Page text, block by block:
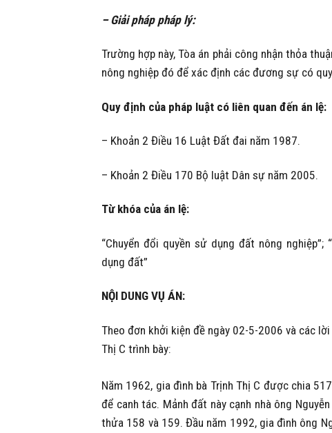
– Giải pháp pháp lý:
Trường hợp này, Tòa án phải công nhận thỏa
nông nghiệp đó để xác định các đương sự có
Quy định của pháp luật có liên quan đến án lệ:
– Khoản 2 Điều 16 Luật Đất đai năm 1987.
– Khoản 2 Điều 170 Bộ luật Dân sự năm 2005.
Từ khóa của án lệ:
“Chuyển đổi quyền sử dụng đất nông
dụng đất”
NỘI DUNG VỤ ÁN:
Theo đơn khởi kiện đề ngày 02-5-2006 và các
Thị C trình bày:
Năm 1962, gia đình bà Trịnh Thị C được chia
để canh tác. Mảnh đất này cạnh nhà ông
thửa 158 và 159. Đầu năm 1992, gia đình ông